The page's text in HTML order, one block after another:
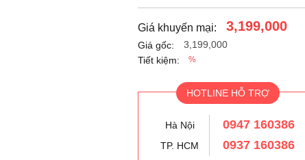
Giá khuyến mại: 3,199,000
Giá gốc:
3,199,000
Tiết kiệm:
%
HOTLINE HỖ TRỢ
Hà Nội 0947 160386
TP. HCM 0937 160386